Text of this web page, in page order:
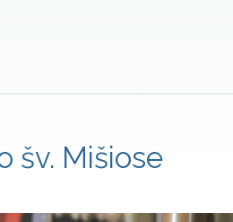
šv. Mišiose